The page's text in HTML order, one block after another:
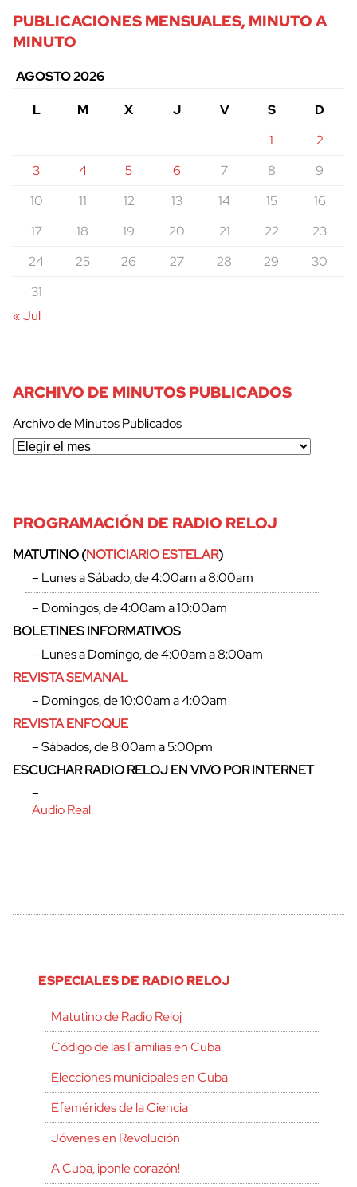
PUBLICACIONES MENSUALES, MINUTO A
MINUTO
AGOSTO 2026
L
M X J V S
D
1
2
3
4 5 6 7 8
9
10
11 12 13 14 15
16
17
18 19 20 21 22
23
24
25 26 27 28 29
30
31
« Jul
ARCHIVO DE MINUTOS PUBLICADOS
Archivo de Minutos Publicados
PROGRAMACIÓN DE RADIO RELOJ
MATUTINO (NOTICIARIO ESTELAR)
– Lunes a Sábado, de 4:00am a 8:00am
– Domingos, de 4:00am a 10:00am
BOLETINES INFORMATIVOS
– Lunes a Domingo, de 4:00am a 8:00am
REVISTA SEMANAL
– Domingos, de 10:00am a 4:00am
REVISTA ENFOQUE
– Sábados, de 8:00am a 5:00pm
ESCUCHAR RADIO RELOJ EN VIVO POR INTERNET
–
Audio Real
ESPECIALES DE RADIO RELOJ
Matutino de Radio Reloj
Código de las Familias en Cuba
Elecciones municipales en Cuba
Efemérides de la Ciencia
Jóvenes en Revolución
A Cuba, ¡ponle corazón!